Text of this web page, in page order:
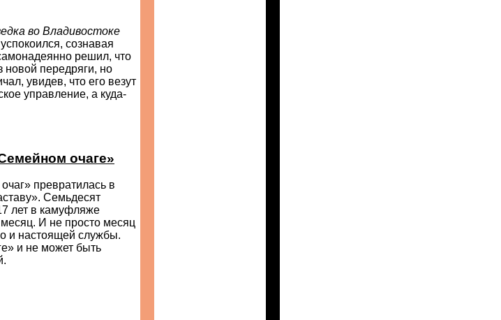
во Владивостоке
сознавая
решил, что
новой передряги, но
увидев, что его везут
управление, а куда-
очаге»
превратилась в
Семьдесят
лет в камуфляже
И не просто месяц
и настоящей службы.
и не может быть